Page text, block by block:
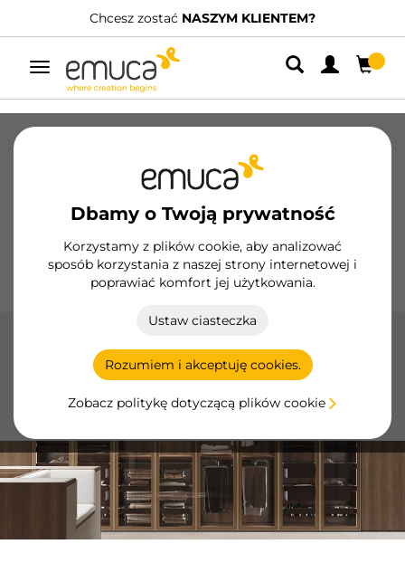
Chcesz zostać NASZYM KLIENTEM?
Przełącz
nawigację
Dbamy o Twoją prywatność
Korzystamy z plików cookie, aby analizować
sposób korzystania z naszej strony internetowej i
poprawiać komfort jej użytkowania.
Ustaw ciasteczka
Rozumiem i akceptuję cookies.
Zobacz politykę dotyczącą plików cookie
Zawiasy
Systemy przesuwne Kuchnia
Ekspozytory
Wieszak składany
Optymalizuj przestrzeń w swojej szafie za pomocą
składanego wieszaka Emuca, nowoczesny design i
maksymalna funkcjonalność.